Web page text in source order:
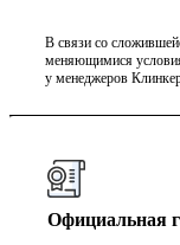
В связи со
меняющимися
у менеджеров
Официальная